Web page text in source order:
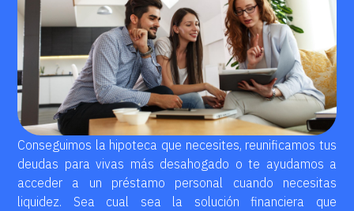
Conseguimos la hipoteca que necesites, reunificamos tus
deudas para vivas más desahogado o te ayudamos a
acceder a un préstamo personal cuando necesitas
liquidez. Sea cual sea la solución financiera que